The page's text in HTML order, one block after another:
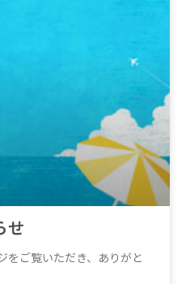
せ
をご覧いただき、ありがと